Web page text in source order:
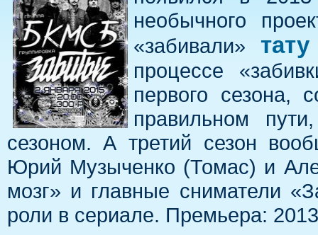
необычного
«забивали» тату
процессе
первого сезона,
правильном
сезоном. А третий сезон
Юрий Музыченко (Томас) и
мозг» и главные сниматели
роли в сериале. Премьера: